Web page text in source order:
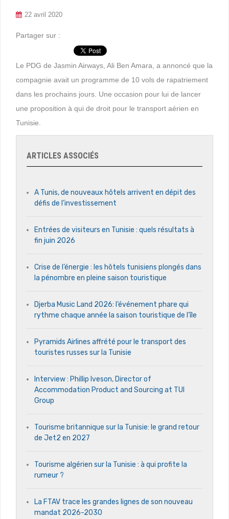
22 avril 2020
Partager sur :
Le PDG de Jasmin Airways, Ali Ben Amara, a annoncé que la
compagnie avait un programme de 10 vols de rapatriement
dans les prochains jours. Une occasion pour lui de lancer
une proposition à qui de droit pour le transport aérien en
Tunisie.
ARTICLES ASSOCIÉS
A Tunis, de nouveaux hôtels arrivent en dépit des
défis de l’investissement
Entrées de visiteurs en Tunisie : quels résultats à
fin juin 2026
Crise de l’énergie : les hôtels tunisiens plongés dans
la pénombre en pleine saison touristique
Djerba Music Land 2026: l’événement phare qui
rythme chaque année la saison touristique de l’île
Pyramids Airlines affrété pour le transport des
touristes russes sur la Tunisie
Interview : Phillip Iveson, Director of
Accommodation Product and Sourcing at TUI
Group
Tourisme britannique sur la Tunisie: le grand retour
de Jet2 en 2027
Tourisme algérien sur la Tunisie : à qui profite la
rumeur ?
La FTAV trace les grandes lignes de son nouveau
mandat 2026-2030